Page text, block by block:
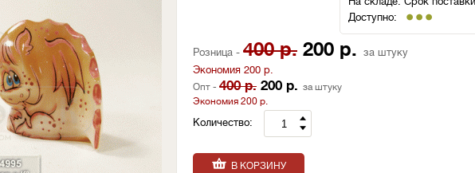
Доступно:
Розница - 400 р. 200 р. за штуку
Экономия 200 р.
Опт - 400 р. 200 р. за штуку
Экономия 200 р.
Количество:
В КОРЗИНУ